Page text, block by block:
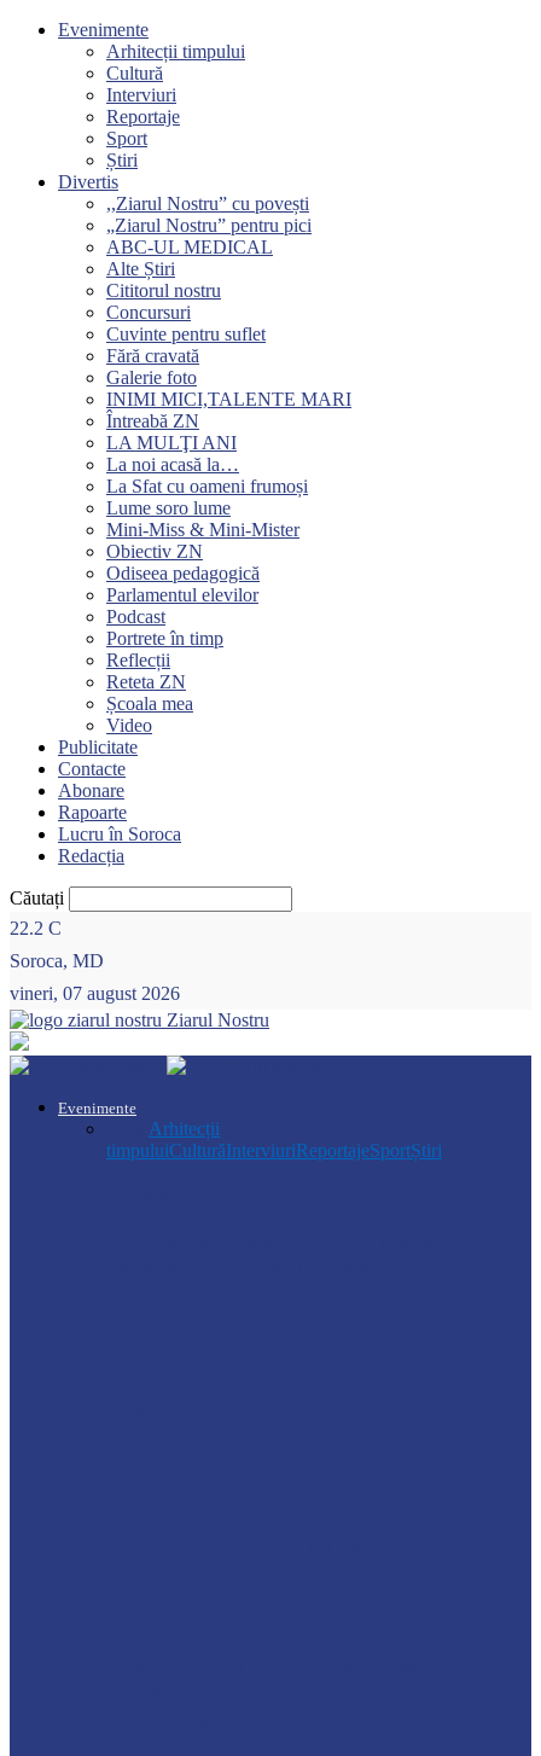
Evenimente
Arhitecții timpului
Cultură
Interviuri
Reportaje
Sport
Știri
Divertis
,,Ziarul Nostru” cu povești
„Ziarul Nostru” pentru pici
ABC-UL MEDICAL
Alte Știri
Cititorul nostru
Concursuri
Cuvinte pentru suflet
Fără cravată
Galerie foto
INIMI MICI,TALENTE MARI
Întreabă ZN
LA MULŢI ANI
La noi acasă la…
La Sfat cu oameni frumoși
Lume soro lume
Mini-Miss & Mini-Mister
Obiectiv ZN
Odiseea pedagogică
Parlamentul elevilor
Podcast
Portrete în timp
Reflecții
Reteta ZN
Școala mea
Video
Publicitate
Contacte
Abonare
Rapoarte
Lucru în Soroca
Redacția
Căutați
22.2 C
Soroca, MD
vineri, 07 august 2026
Ziarul Nostru
Evenimente
Arhitecții
timpuluiCulturăInterviuriReportajeSportȘtiri